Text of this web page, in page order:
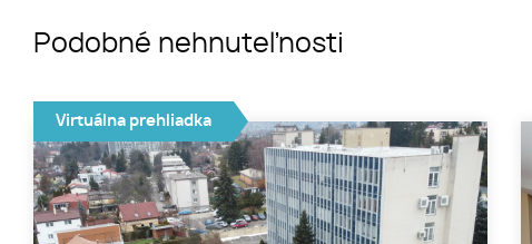
Podobné nehnuteľnosti
Virtuálna prehliadka